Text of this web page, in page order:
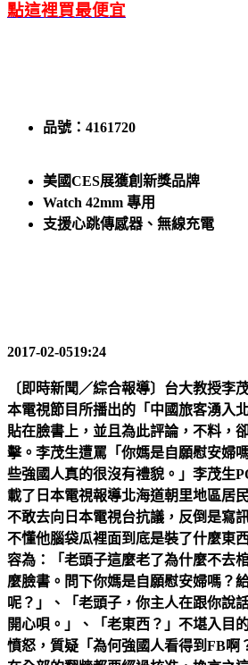
點這裡買最便宜
品號：4161720
美國CES展獲創新獎品牌
Watch 42mm 專用
支援心跳傳感器、無線充電
2017-02-0519:24
〔即時新聞／綜合報導〕台大教授李
本電視節目所播出的「中國旅客湧入
貼在臉書上，並且為此評論，不料，
擊。李茂生遭罵「你媽是自願慰安婦
些強國人真的很沒有禮貌。」李茂生
載了日本電視報導北海道朝里地區居
不敢去向日本電視台抗議，反倒是寫
不懂他腦袋瓜裡面到底是裝了什麼東
容為：「老頭子這麼老了為什麼不去
麼臉書。問下你媽是自願慰安婦嗎？
呢？」、「老頭子，你主人在跟你說
開心唄。」、「老東西？」不堪入目
憤怒，質疑「為何強國人看得到FB啊